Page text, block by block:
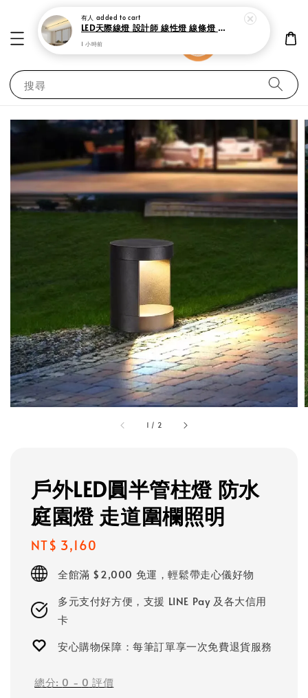
搜尋
1 / 2
戶外LED圓半管柱燈 防水
庭園燈 走道圍欄照明
Regular
price
NT$ 3,160
全館滿 $2,000 免運，輕鬆帶走心儀好物
多元支付好方便，支援 LINE Pay 及各大信用
卡
安心購物保障：每筆訂單享一次免費退貨服務
總分: 0 - 0 評價